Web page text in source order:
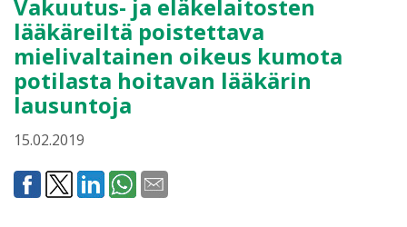
Vakuutus- ja eläkelaitosten
lääkäreiltä poistettava
mielivaltainen oikeus kumota
potilasta hoitavan lääkärin
lausuntoja
15.02.2019